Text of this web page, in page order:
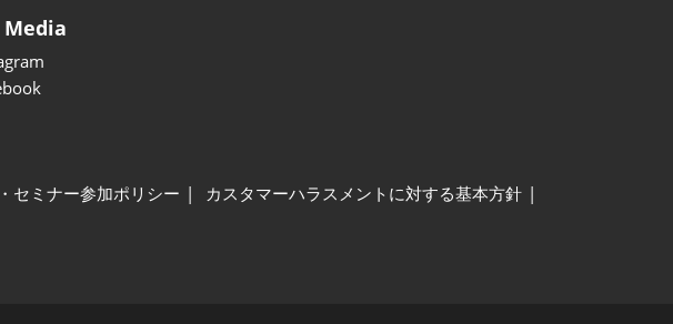
Media
セミナー参加ポリシー
カスタマーハラスメントに対する基本方針